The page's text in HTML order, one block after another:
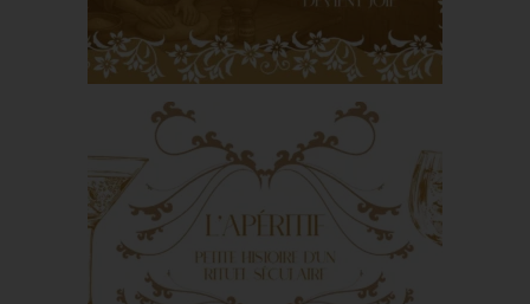
Sainte Hildegarde de
Bingen : quand
l’alimentation devient
joie